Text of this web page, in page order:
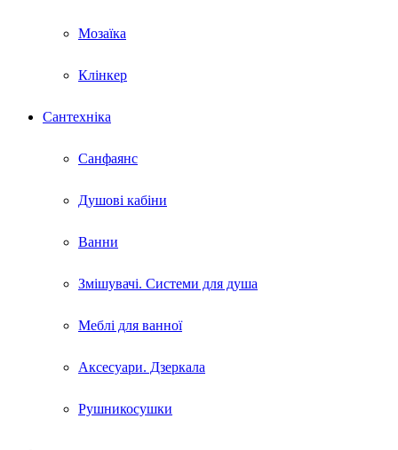
Мозаїка
Клінкер
Сантехніка
Санфаянс
Душові кабіни
Ванни
Змішувачі. Системи для душа
Меблі для ванної
Аксесуари. Дзеркала
Рушникосушки